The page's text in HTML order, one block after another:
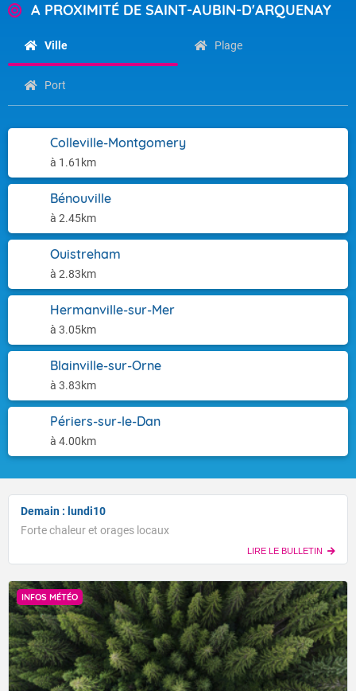
A PROXIMITÉ DE SAINT-AUBIN-D'ARQUENAY
Ville Plage
Port
Colleville-Montgomery
à 1.61km
Bénouville
à 2.45km
Ouistreham
à 2.83km
Hermanville-sur-Mer
à 3.05km
Blainville-sur-Orne
à 3.83km
Périers-sur-le-Dan
à 4.00km
Demain : lundi10
Forte chaleur et orages locaux
LIRE LE BULLETIN
INFOS MÉTÉO